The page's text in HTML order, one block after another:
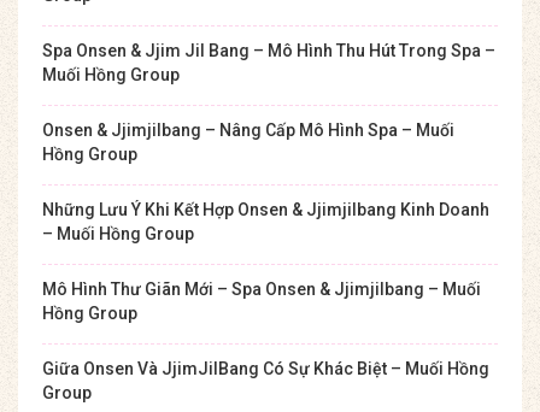
Spa Onsen & Jjim Jil Bang – Mô Hình Thu Hút Trong Spa –
Muối Hồng Group
Onsen & Jjimjilbang – Nâng Cấp Mô Hình Spa – Muối
Hồng Group
Những Lưu Ý Khi Kết Hợp Onsen & Jjimjilbang Kinh Doanh
– Muối Hồng Group
Mô Hình Thư Giãn Mới – Spa Onsen & Jjimjilbang – Muối
Hồng Group
Giữa Onsen Và JjimJilBang Có Sự Khác Biệt – Muối Hồng
Group